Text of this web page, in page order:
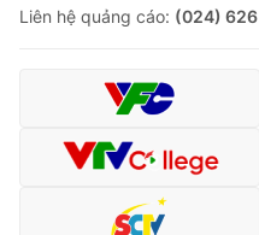
Liên hệ quảng cáo: (024)